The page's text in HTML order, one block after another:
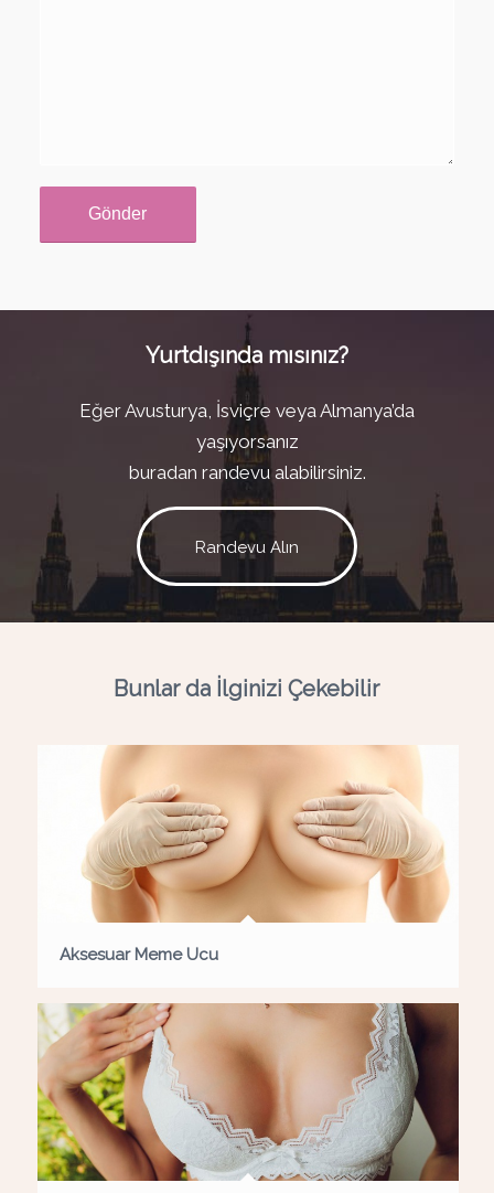
Yurtdışında mısınız?
Eğer Avusturya, İsviçre veya Almanya’da
yaşıyorsanız
buradan randevu alabilirsiniz.
Randevu Alın
Bunlar da İlginizi Çekebilir
Aksesuar Meme Ucu